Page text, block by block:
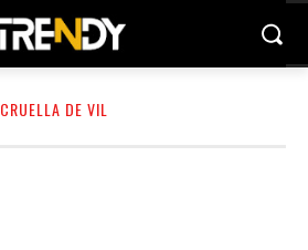
CRUELLA DE VIL